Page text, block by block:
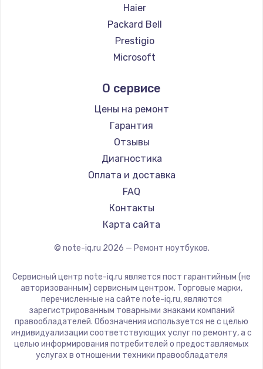
Ремонт ноутбуков Hiper
Ремонт ноутбуков Evga
Ремонт ноутбуков Google
Ремонт ноутбуков Echips
Ремонт ноутбуков Predator
Ремонт ноутбуков iru
Ремонт ноутбуков Machenike
Ремонт ноутбуков DEXP
Ремонт ноутбуков Teclast
Ремонт ноутбуков CHUWI
Ремонт ноутбуков Colorful
Haier
Packard Bell
Prestigio
Microsoft
Aquarius
Gigabyte
Aorus
Maibenben
Getac
Epson
Philips
LG
Panasonic
ZTE
Hiper
Evga
Google
Echips
О сервисе
Цены на ремонт
Гарантия
Отзывы
Диагностика
Оплата и доставка
FAQ
Контакты
Карта сайта
© note-iq.ru 2026 — Ремонт ноутбуков.
Сервисный центр note-iq.ru является пост гарантийным (не
авторизованным) сервисным центром. Торговые марки,
перечисленные на сайте note-iq.ru, являются
зарегистрированным товарными знаками компаний
правообладателей. Обозначения используется не с целью
индивидуализации соответствующих услуг по ремонту, а с
целью информирования потребителей о предоставляемых
услугах в отношении техники правообладателя